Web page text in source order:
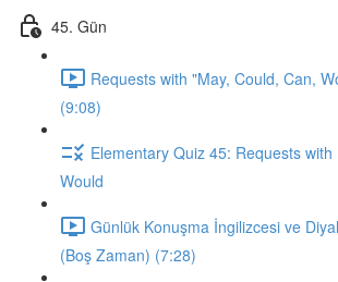
45. Gün
Requests with "May, Could, Can,
(9:08)
Elementary Quiz 45: Requests with
Would
Günlük Konuşma İngilizcesi ve
(Boş Zaman) (7:28)